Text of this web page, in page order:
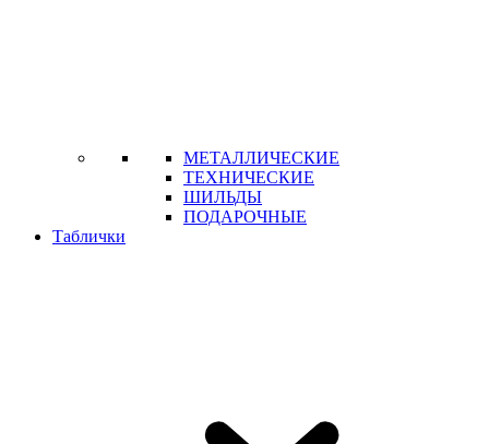
МЕТАЛЛИЧЕСКИЕ
ТЕХНИЧЕСКИЕ
ШИЛЬДЫ
ПОДАРОЧНЫЕ
Таблички